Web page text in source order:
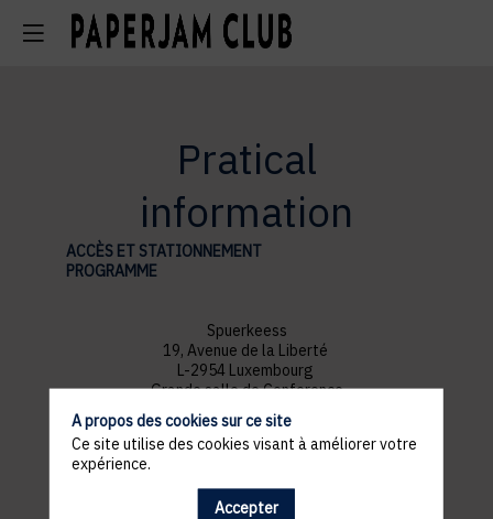
Pratical
information
ACCÈS ET STATIONNEMENT
PROGRAMME
Spuerkeess
19, Avenue de la Liberté
L-2954 Luxembourg
Grande salle de Conference
A propos des cookies sur ce site
Ce site utilise des cookies visant à améliorer votre
expérience.
Accepter